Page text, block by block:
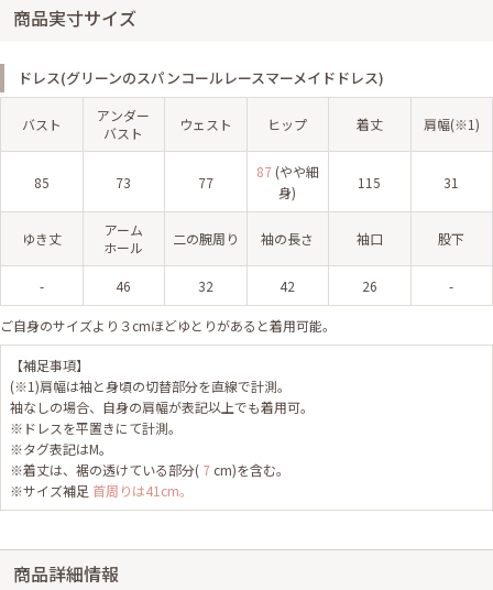
商品実寸サイズ
ドレス(グリーンのスパンコールレースマーメイドドレス)
バスト
アンダー
バスト
ウェスト ヒップ 着丈 肩幅(※1)
85 73 77
87 (やや細
身)
115 31
ゆき丈
アーム
ホール
二の腕周り 袖の長さ 袖口 股下
- 46 32 42 26 -
ご自身のサイズより３cmほどゆとりがあると着用可能。
【補足事項】
(※1)肩幅は袖と身頃の切替部分を直線で計測。
袖なしの場合、自身の肩幅が表記以上でも着用可。
※ドレスを平置きにて計測。
※タグ表記はM。
※着丈は、裾の透けている部分( 7 cm)を含む。
※サイズ補足 首周りは41cm。
商品詳細情報